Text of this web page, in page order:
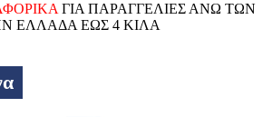
ΓΙΑ ΠΑΡΑΓΓΕΛΙΕΣ ΑΝΩ ΤΩΝ
ΕΛΛΑΔΑ ΕΩΣ 4 ΚΙΛΑ